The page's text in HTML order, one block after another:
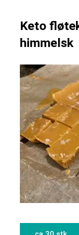
Keto
himmelsk